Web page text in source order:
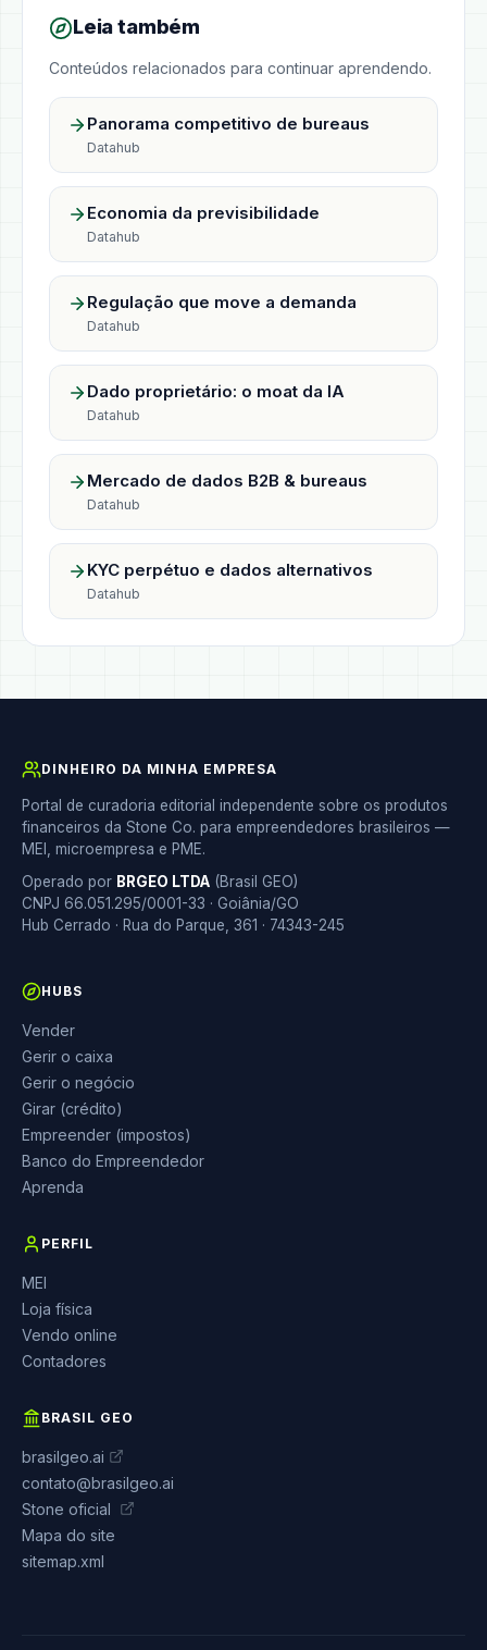
Leia também
Conteúdos relacionados para continuar aprendendo.
Panorama competitivo de bureaus
Datahub
Economia da previsibilidade
Datahub
Regulação que move a demanda
Datahub
Dado proprietário: o moat da IA
Datahub
Mercado de dados B2B & bureaus
Datahub
KYC perpétuo e dados alternativos
Datahub
DINHEIRO DA MINHA EMPRESA
Portal de curadoria editorial independente sobre os produtos
financeiros da Stone Co. para empreendedores brasileiros —
MEI, microempresa e PME.
Operado por BRGEO LTDA (Brasil GEO)
CNPJ 66.051.295/0001-33 · Goiânia/GO
Hub Cerrado · Rua do Parque, 361 · 74343-245
HUBS
Vender
Gerir o caixa
Gerir o negócio
Girar (crédito)
Empreender (impostos)
Banco do Empreendedor
Aprenda
PERFIL
MEI
Loja física
Vendo online
Contadores
BRASIL GEO
brasilgeo.ai
contato@brasilgeo.ai
Stone oficial
Mapa do site
sitemap.xml